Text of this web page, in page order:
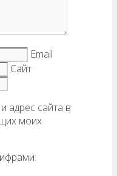
Email
Сайт
адрес сайта в
моих